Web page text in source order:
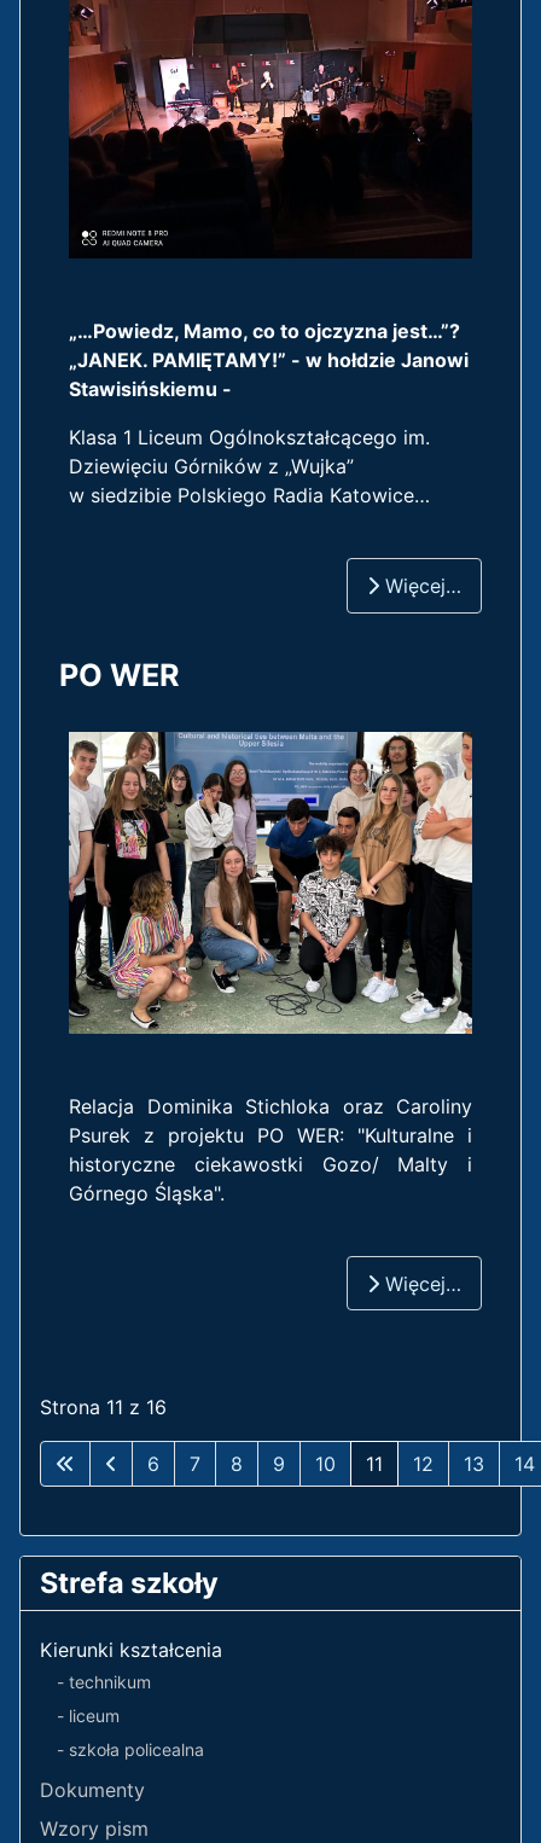
Strefa szkoły
Kierunki kształcenia
- technikum
- liceum
- szkoła policealna
Dokumenty
Wzory pism
„…Powiedz, Mamo, co to ojczyzna jest…”?
„JANEK. PAMIĘTAMY!” - w hołdzie Janowi
Stawisińskiemu -
Klasa 1 Liceum Ogólnokształcącego im.
Dziewięciu Górników z „Wujka”
w siedzibie Polskiego Radia Katowice…
Więcej…
PO WER
Relacja Dominika Stichloka oraz Caroliny
Psurek z projektu PO WER: "Kulturalne i
historyczne ciekawostki Gozo/ Malty i
Górnego Śląska".
Więcej…
Strona 11 z 16
6 7 8 9 10 11 12 13 14